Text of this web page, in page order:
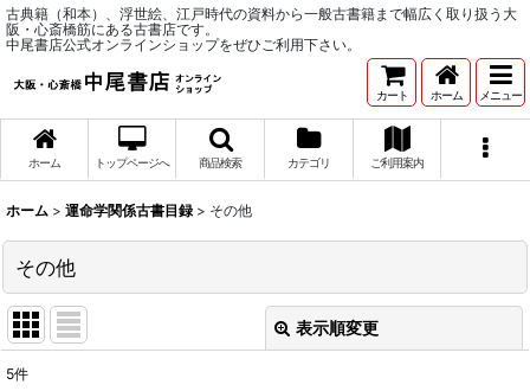
古典籍（和本）、浮世絵、江戸時代の資料から一般古書籍まで幅広く取り扱う大
阪・心斎橋筋にある古書店です。
中尾書店公式オンラインショップをぜひご利用下さい。
カート ホーム メニュー
ホーム トップページへ 商品検索 カテゴリ ご利用案内
ホーム > 運命学関係古書目録 > その他
その他
表示順変更
5件